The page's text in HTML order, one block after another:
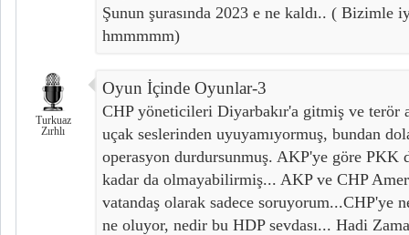
Şunun şurasında 2023 e ne kaldı.. ( Bizimle
hmmmmm)
Turkuaz
Zırhlı
Oyun İçinde Oyunlar-3
CHP yöneticileri Diyarbakır'a gitmiş ve terör
uçak seslerinden uyuyamıyormuş, bundan
operasyon durdursunmuş. AKP'ye göre PKK
kadar da olmayabilirmiş... AKP ve CHP
vatandaş olarak sadece soruyorum...CHP'ye
ne oluyor, nedir bu HDP sevdası... Hadi